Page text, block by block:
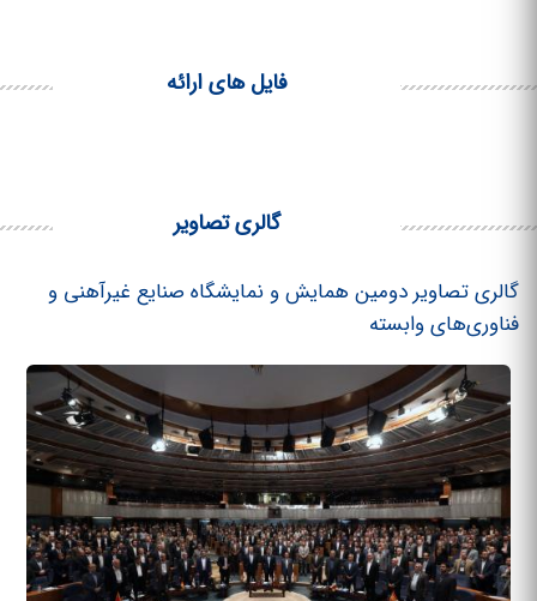
فایل های ارائه
گالری تصاویر
گالری تصاویر دومین همایش و نمایشگاه صنایع غیرآهنی و
فناوری‌های وابسته